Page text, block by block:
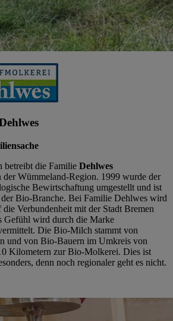
betreibt die Familie Dehlwes
Wümmeland-Region. 1999 wurde der
Bewirtschaftung umgestellt und ist
Bio-Branche. Bei Familie Dehlwes wird
Verbundenheit mit der Stadt Bremen
Gefühl wird durch die Marke
Die Bio-Milch stammt von
und von Bio-Bauern im Umkreis von
Kilometern zur Bio-Molkerei. Dies ist
denn noch regionaler geht es nicht.